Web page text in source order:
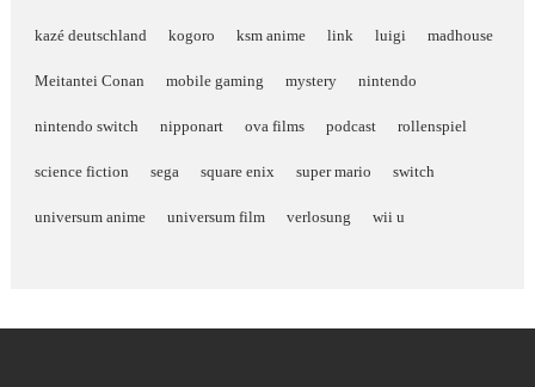
kazé deutschland kogoro ksm anime link luigi madhouse
Meitantei Conan mobile gaming mystery nintendo
nintendo switch nipponart ova films podcast rollenspiel
science fiction sega square enix super mario switch
universum anime universum film verlosung wii u